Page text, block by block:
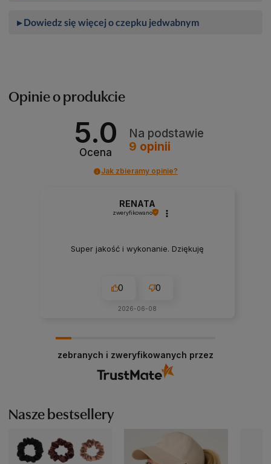
▸ Dowiedz się więcej o czepku jedwabnym
Opinie o produkcie
5.0
Ocena
Na podstawie
9 opinii
Jak zbieramy opinie?
RENATA
zweryfikowano
Super jakość i wykonanie. Dziękuję
0 0
2026-06-08
zebranych i zweryfikowanych przez
Nasze bestsellery